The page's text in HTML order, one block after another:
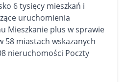
6 tysięcy mieszkań i
uruchomienia
Mieszkanie plus w sprawie
58 miastach wskazanych
nieruchomości Poczty